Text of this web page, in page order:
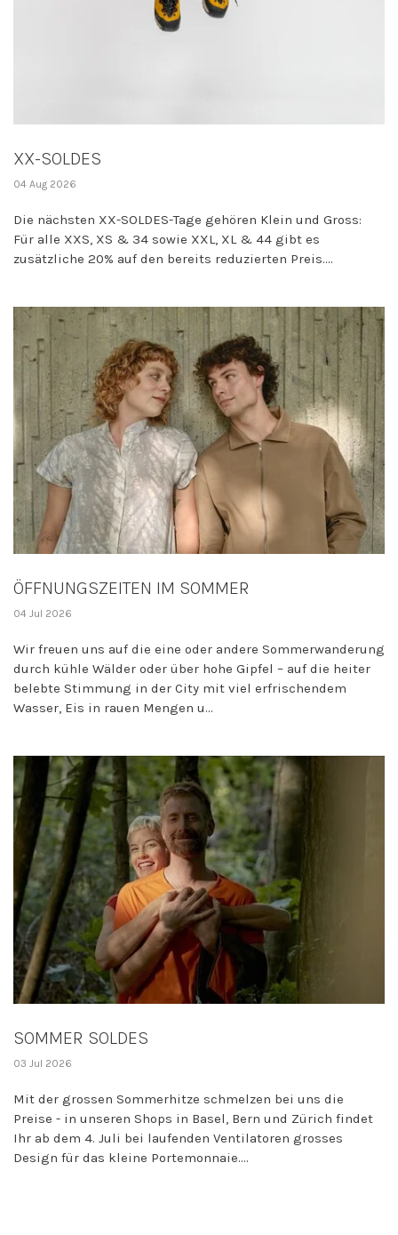
XX-SOLDES
04 Aug 2026
Die nächsten XX-SOLDES-Tage gehören Klein und Gross:
Für alle XXS, XS & 34 sowie XXL, XL & 44 gibt es
zusätzliche 20% auf den bereits reduzierten Preis....
ÖFFNUNGSZEITEN IM SOMMER
04 Jul 2026
Wir freuen uns auf die eine oder andere Sommerwanderung
durch kühle Wälder oder über hohe Gipfel – auf die heiter
belebte Stimmung in der City mit viel erfrischendem
Wasser, Eis in rauen Mengen u...
SOMMER SOLDES
03 Jul 2026
Mit der grossen Sommerhitze schmelzen bei uns die
Preise - in unseren Shops in Basel, Bern und Zürich findet
Ihr ab dem 4. Juli bei laufenden Ventilatoren grosses
Design für das kleine Portemonnaie....